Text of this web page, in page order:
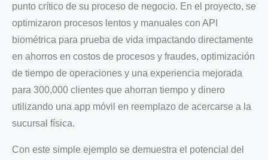
punto crítico de su proceso de negocio. En el proyecto, se
optimizaron procesos lentos y manuales con API
biométrica para prueba de vida impactando directamente
en ahorros en costos de procesos y fraudes, optimización
de tiempo de operaciones y una experiencia mejorada
para 300,000 clientes que ahorran tiempo y dinero
utilizando una app móvil en reemplazo de acercarse a la
sucursal física.
Con este simple ejemplo se demuestra el potencial del